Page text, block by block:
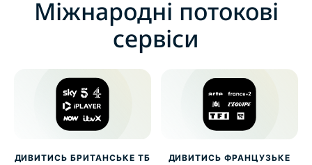
Міжнародні потокові
сервіси
ДИВИТИСЬ БРИТАНСЬКЕ ТБ
ДИВИТИСЬ ФРАНЦУЗЬКЕ